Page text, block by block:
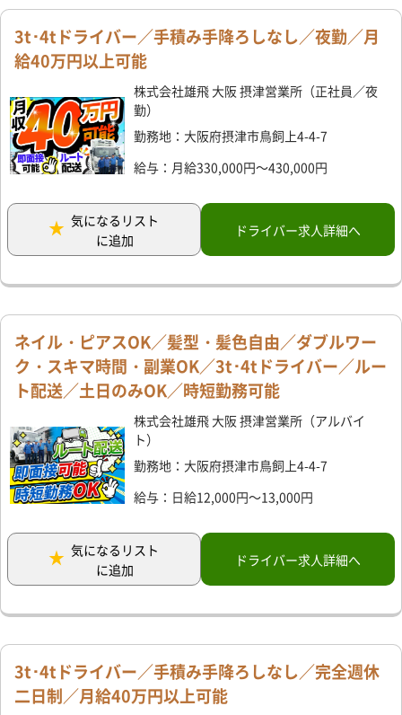
3t･4tドライバー／手積み手降ろしなし／夜勤／月
給40万円以上可能
株式会社雄飛 大阪 摂津営業所（正社員／夜
勤）
勤務地：大阪府摂津市鳥飼上4-4-7
給与：月給330,000円～430,000円
気になるリスト
に追加
ドライバー求人詳細へ
ネイル・ピアスOK／髪型・髪色自由／ダブルワー
ク・スキマ時間・副業OK／3t･4tドライバー／ルー
ト配送／土日のみOK／時短勤務可能
株式会社雄飛 大阪 摂津営業所（アルバイ
ト）
勤務地：大阪府摂津市鳥飼上4-4-7
給与：日給12,000円～13,000円
気になるリスト
に追加
ドライバー求人詳細へ
3t･4tドライバー／手積み手降ろしなし／完全週休
二日制／月給40万円以上可能